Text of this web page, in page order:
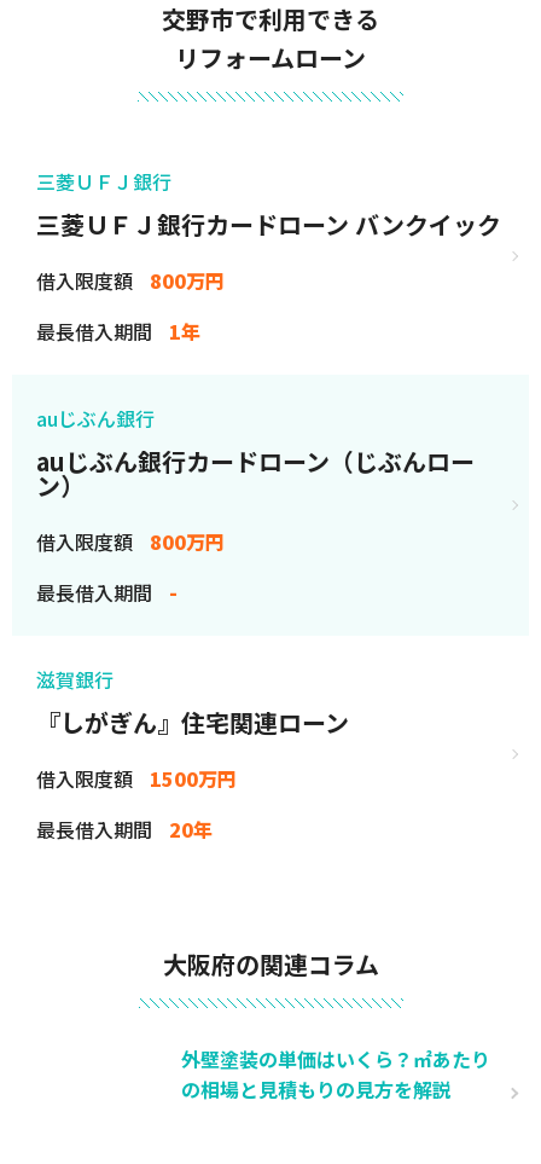
交野市で利用できる
リフォームローン
三菱ＵＦＪ銀行
三菱ＵＦＪ銀行カードローン バンクイック
借入限度額
800万円
最長借入期間
1年
auじぶん銀行
auじぶん銀行カードローン（じぶんロー
ン）
借入限度額
800万円
最長借入期間
-
滋賀銀行
『しがぎん』住宅関連ローン
借入限度額
1500万円
最長借入期間
20年
大阪府の関連コラム
外壁塗装の単価はいくら？㎡あたり
の相場と見積もりの見方を解説